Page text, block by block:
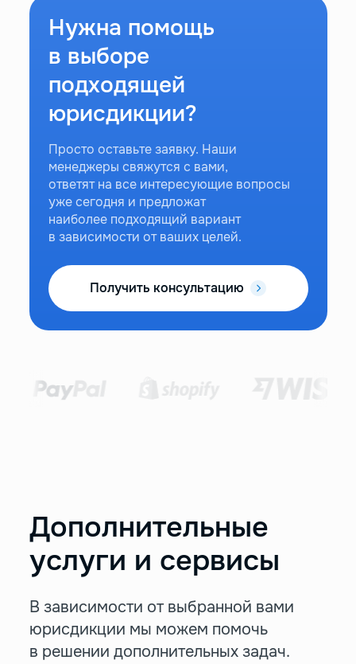
Нужна помощь
в выборе
подходящей
юрисдикции?
Просто оставьте заявку. Наши
менеджеры свяжутся с вами,
ответят на все интересующие вопросы
уже сегодня и предложат
наиболее подходящий вариант
в зависимости от ваших целей.
Получить консультацию
Дополнительные
услуги и сервисы
В зависимости от выбранной вами
юрисдикции мы можем помочь
в решении дополнительных задач.